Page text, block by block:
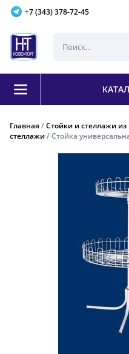
+7 (343) 378-72-45
Главная /Стойки и стеллажи из
стеллажи/ Стойка